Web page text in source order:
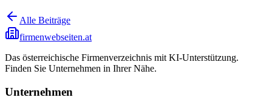
Alle Beiträge
firmenwebseiten.at
Das österreichische Firmenverzeichnis mit KI-Unterstützung.
Finden Sie Unternehmen in Ihrer Nähe.
Unternehmen